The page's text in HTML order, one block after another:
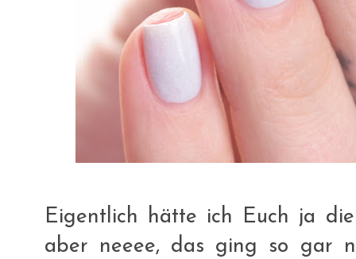
Eigentlich hätte ich Euch ja
aber neeee, das ging so gar